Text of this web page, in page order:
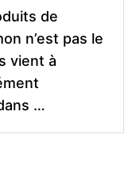
de
n’est pas le
vient à
…